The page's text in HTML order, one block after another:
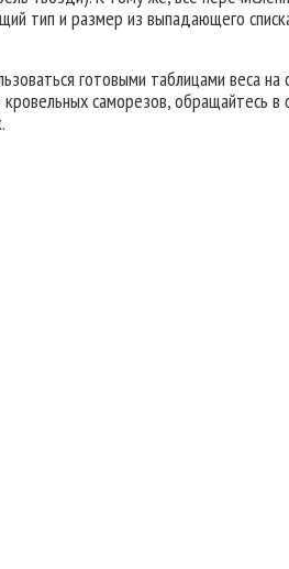
тип и размер из выпадающего
готовыми таблицами веса
саморезов, обращайтесь